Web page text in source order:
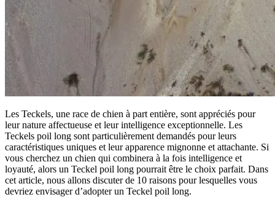
Les Teckels, une race de chien à part entière, sont appréciés pour
leur nature affectueuse et leur intelligence exceptionnelle. Les
Teckels poil long sont particulièrement demandés pour leurs
caractéristiques uniques et leur apparence mignonne et attachante. Si
vous cherchez un chien qui combinera à la fois intelligence et
loyauté, alors un Teckel poil long pourrait être le choix parfait. Dans
cet article, nous allons discuter de 10 raisons pour lesquelles vous
devriez envisager d’adopter un Teckel poil long.